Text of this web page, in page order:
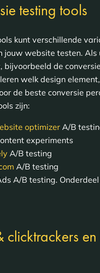
testing tools
kunt verschillende
jouw website testen. Als
bijvoorbeeld de
welk design
de beste conversie
zijn:
optimizerA/B
ontent experiments
A/B testing
A/B testing
A/B testing.
clicktrackers